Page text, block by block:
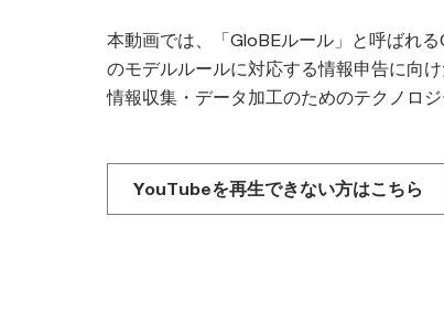
本動画では、「GloBEルール」と呼ばれ
のモデルルールに対応する情報申告に向
情報収集・データ加工のためのテクノロ
YouTubeを再生できない方はこちら